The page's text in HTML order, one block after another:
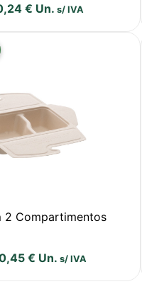
€ Un. s/ IVA
2 Compartimentos
€ Un. s/ IVA